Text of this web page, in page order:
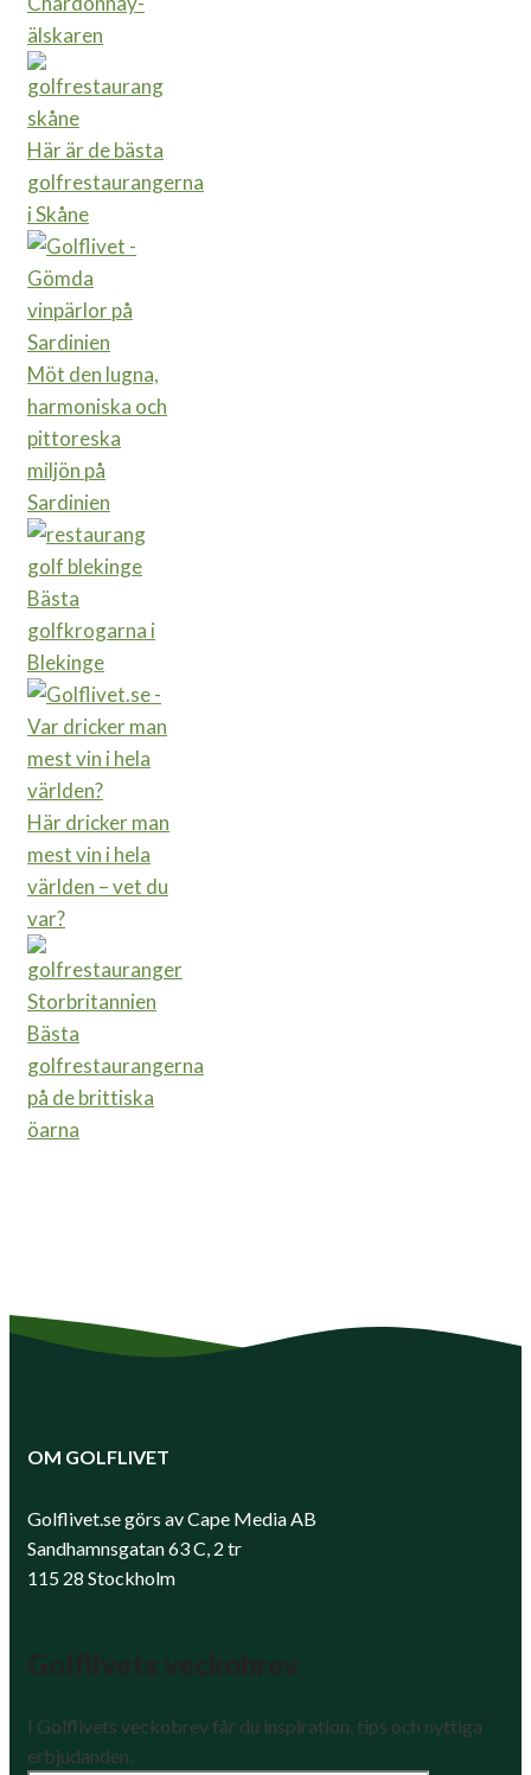
älskaren
Här är de bästa
golfrestaurangerna
i Skåne
Möt den lugna,
harmoniska och
pittoreska
miljön på
Sardinien
Bästa
golfkrogarna i
Blekinge
Här dricker man
mest vin i hela
världen – vet du
var?
Bästa
golfrestaurangerna
på de brittiska
öarna
OM GOLFLIVET
Golflivet.se görs av Cape Media AB
Sandhamnsgatan 63 C, 2 tr
115 28 Stockholm
I Golflivets veckobrev får du inspiration, tips och nyttiga
erbjudanden.